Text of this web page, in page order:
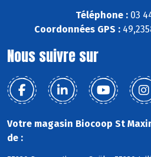
Téléphone :03
Coordonnées GPS :
Nous suivre sur
Votre magasin Biocoop St
de :